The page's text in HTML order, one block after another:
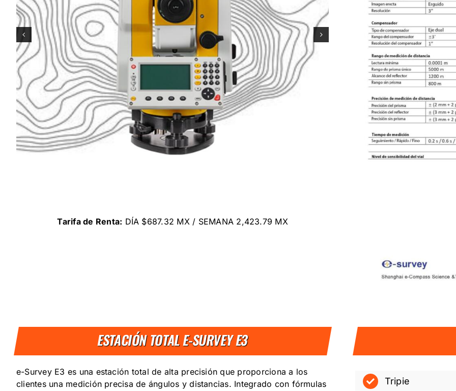
Tarifa de Renta: DÍA $687.32 MX / SEMANA 2,423.79 MX
ESTACIÓN TOTAL E-SURVEY E3
e-Survey E3 es una estación total de alta precisión que proporciona a los
clientes una medición precisa de ángulos y distancias. Integrado con fórmulas
Tripie